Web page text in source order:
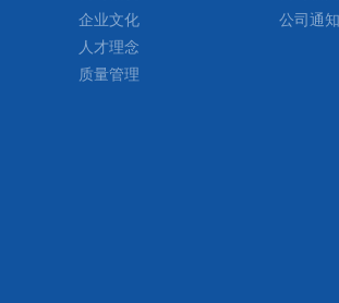
企业文化
人才理念
质量管理
公司通知